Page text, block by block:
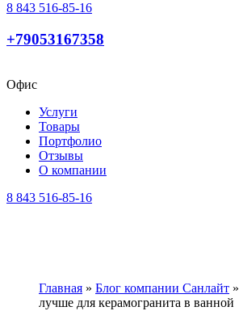
8 843 516-85-16
+79053167358
Офис
Услуги
Товары
Портфолио
Отзывы
О компании
8 843 516-85-16
Главная » Блог компании Санлайт »
лучше для керамогранита в ванной